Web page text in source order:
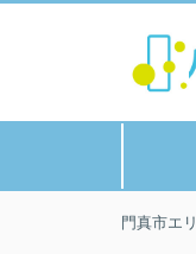
門真市エ